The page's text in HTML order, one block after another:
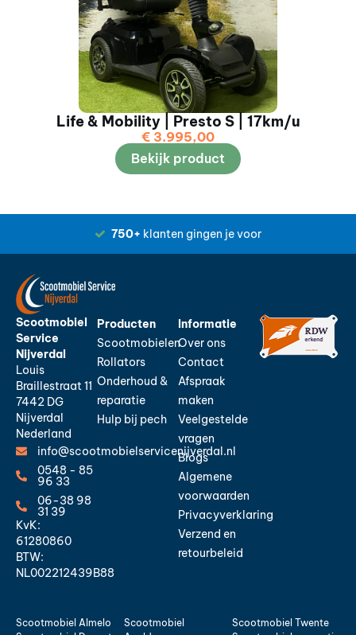
Life & Mobility | Presto S | 17km/u
€ 3.995,00
Bekijk product
750+ klanten gingen je voor
Scootmobiel
Service
Nijverdal
Louis
Braillestraat 11
7442 DG
Nijverdal
Nederland
info@scootmobielservicenijverdal.nl
0548 - 85
96 33
06-38 98
31 39
KvK:
61280860
BTW:
NL002212439B88
Producten
Scootmobielen
Rollators
Onderhoud &
reparatie
Hulp bij pech
Informatie
Over ons
Contact
Afspraak
maken
Veelgestelde
vragen
Blogs
Algemene
voorwaarden
Privacyverklaring
Verzend en
retourbeleid
Scootmobiel Almelo
Scootmobiel
Scootmobiel Twente